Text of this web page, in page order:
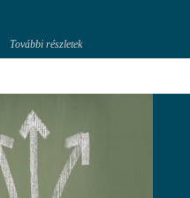
További részletek